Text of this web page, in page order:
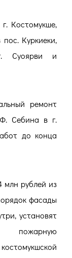
Костомукше,
Куркиеки,
Суоярви и
ремонт
Себина в г.
до конца
млн рублей из
фасады
установят
пожарную